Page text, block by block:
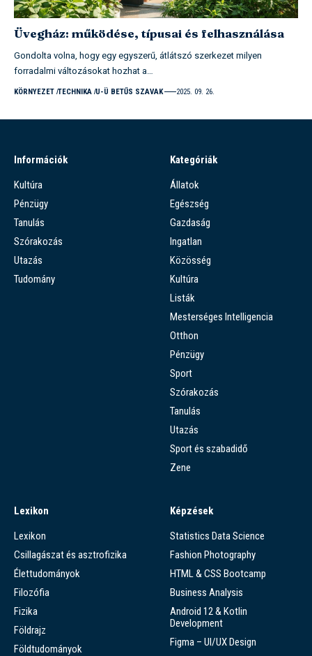
Üvegház: működése, típusai és felhasználása
Gondolta volna, hogy egy egyszerű, átlátszó szerkezet milyen
forradalmi változásokat hozhat a…
KÖRNYEZET TECHNIKA U-Ü BETŰS SZAVAK 2025. 09. 26.
Információk
Kultúra
Pénzügy
Tanulás
Szórakozás
Utazás
Tudomány
Kategóriák
Állatok
Egészség
Gazdaság
Ingatlan
Közösség
Kultúra
Listák
Mesterséges Intelligencia
Otthon
Pénzügy
Sport
Szórakozás
Tanulás
Utazás
Sport és szabadidő
Zene
Lexikon
Lexikon
Csillagászat és asztrofizika
Élettudományok
Filozófia
Fizika
Földrajz
Földtudományok
Képzések
Statistics Data Science
Fashion Photography
HTML & CSS Bootcamp
Business Analysis
Android 12 & Kotlin
Development
Figma – UI/UX Design